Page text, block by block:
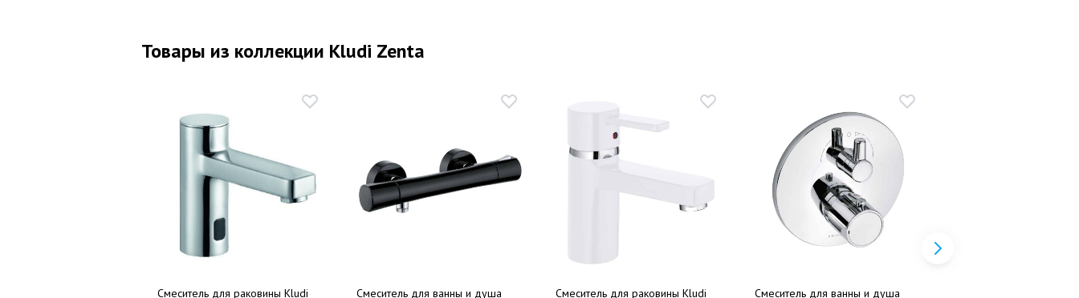
Товары из коллекции Kludi Zenta
Смеситель для раковины Kludi
Смеситель для ванны и душа
Смеситель для раковины Kludi
Смеситель для ванны и душа